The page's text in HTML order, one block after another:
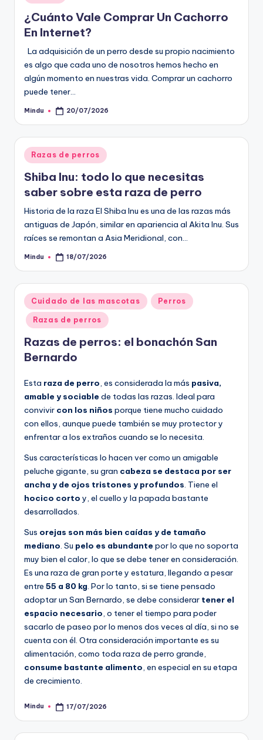
en
¿Cuánto Vale Comprar Un Cachorro
En Internet?
La adquisición de un perro desde su propio nacimiento
es algo que cada uno de nosotros hemos hecho en
algún momento en nuestras vida. Comprar un cachorro
puede tener…
Publicado
Mindu 20/07/2026
Publicado
en
Razas de perros
Shiba Inu: todo lo que necesitas
saber sobre esta raza de perro
Historia de la raza El Shiba Inu es una de las razas más
antiguas de Japón, similar en apariencia al Akita Inu. Sus
raíces se remontan a Asia Meridional, con…
Publicado
Mindu 18/07/2026
Publicado
en
Cuidado de las mascotas Perros
Razas de perros
Razas de perros: el bonachón San
Bernardo
Esta raza de perro, es considerada la más pasiva,
amable y sociable de todas las razas. Ideal para
convivir con los niños porque tiene mucho cuidado
con ellos, aunque puede también se muy protector y
enfrentar a los extraños cuando se lo necesita.
Sus características lo hacen ver como un amigable
peluche gigante, su gran cabeza se destaca por ser
ancha y de ojos tristones y profundos. Tiene el
hocico corto y, el cuello y la papada bastante
desarrollados.
Sus orejas son más bien caídas y de tamaño
mediano. Su pelo es abundante por lo que no soporta
muy bien el calor, lo que se debe tener en consideración.
Es una raza de gran porte y estatura, llegando a pesar
entre 55 a 80 kg. Por lo tanto, si se tiene pensado
adoptar un San Bernardo, se debe considerar tener el
espacio necesario, o tener el tiempo para poder
sacarlo de paseo por lo menos dos veces al día, si no se
cuenta con él. Otra consideración importante es su
alimentación, como toda raza de perro grande,
consume bastante alimento, en especial en su etapa
de crecimiento.
Publicado
Mindu 17/07/2026